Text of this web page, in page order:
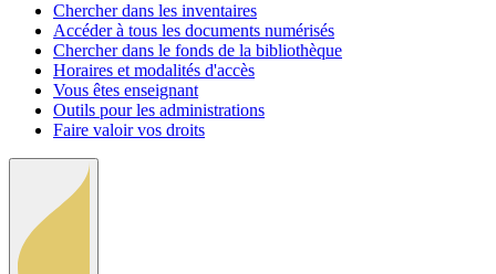
Chercher dans les inventaires
Accéder à tous les documents numérisés
Chercher dans le fonds de la bibliothèque
Horaires et modalités d'accès
Vous êtes enseignant
Outils pour les administrations
Faire valoir vos droits